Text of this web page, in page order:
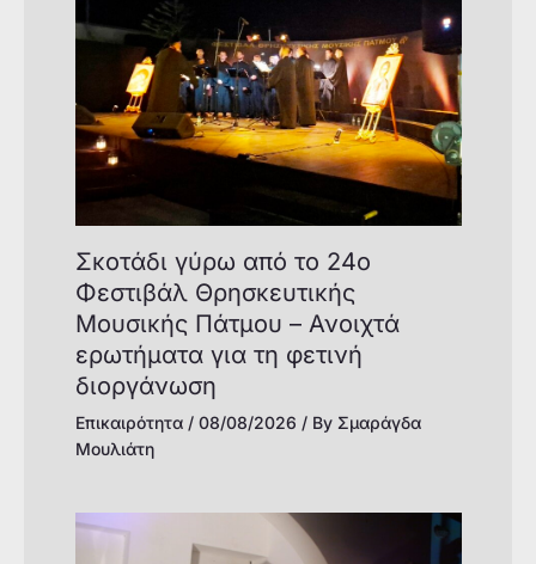
Σκοτάδι γύρω από το 24ο
Φεστιβάλ Θρησκευτικής
Μουσικής Πάτμου – Ανοιχτά
ερωτήματα για τη φετινή
διοργάνωση
Επικαιρότητα/ 08/08/2026 / By Σμαράγδα
Μουλιάτη